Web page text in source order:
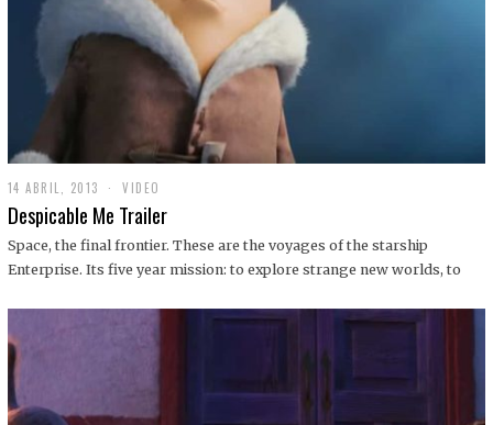
14 ABRIL, 2013
9
D
C
I
1
VIDEO
Despicable Me Trailer
Space, the final frontier. These are the voyages of the starship
Enterprise. Its five year mission: to explore strange new worlds, to